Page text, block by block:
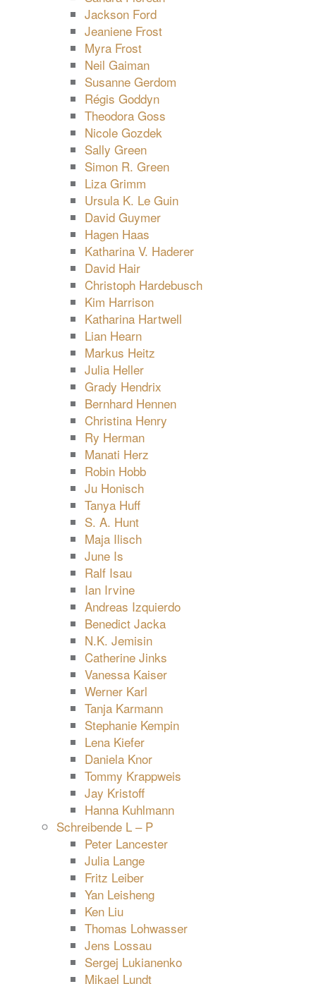
Jackson Ford
Jeaniene Frost
Myra Frost
Neil Gaiman
Susanne Gerdom
Régis Goddyn
Theodora Goss
Nicole Gozdek
Sally Green
Simon R. Green
Liza Grimm
Ursula K. Le Guin
David Guymer
Hagen Haas
Katharina V. Haderer
David Hair
Christoph Hardebusch
Kim Harrison
Katharina Hartwell
Lian Hearn
Markus Heitz
Julia Heller
Grady Hendrix
Bernhard Hennen
Christina Henry
Ry Herman
Manati Herz
Robin Hobb
Ju Honisch
Tanya Huff
S. A. Hunt
Maja Ilisch
June Is
Ralf Isau
Ian Irvine
Andreas Izquierdo
Benedict Jacka
N.K. Jemisin
Catherine Jinks
Vanessa Kaiser
Werner Karl
Tanja Karmann
Stephanie Kempin
Lena Kiefer
Daniela Knor
Tommy Krappweis
Jay Kristoff
Hanna Kuhlmann
Schreibende L – P
Peter Lancester
Julia Lange
Fritz Leiber
Yan Leisheng
Ken Liu
Thomas Lohwasser
Jens Lossau
Sergej Lukianenko
Mikael Lundt